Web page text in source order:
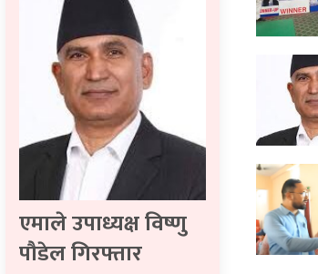
एमाले उपाध्यक्ष विष्णु
पौडेल गिरफ्तार